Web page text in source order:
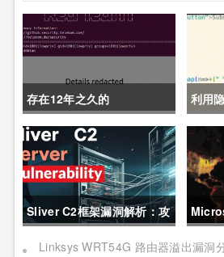
存在12年之久的
Pack2TheRoot漏洞允许
Linux用户获取root权限
利用
鱼攻
术
Sliver C2框架漏洞解析：攻
击者可建立TCP连接窃取数
安全
Linksys WRT54G 路由器溢出漏洞